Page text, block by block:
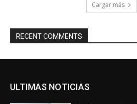
Cargar más
RECENT COMMENTS
ULTIMAS NOTICIAS